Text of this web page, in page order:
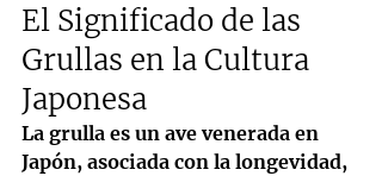
El Significado de las
Grullas en la Cultura
Japonesa
La grulla es un ave venerada en
Japón, asociada con la longevidad,